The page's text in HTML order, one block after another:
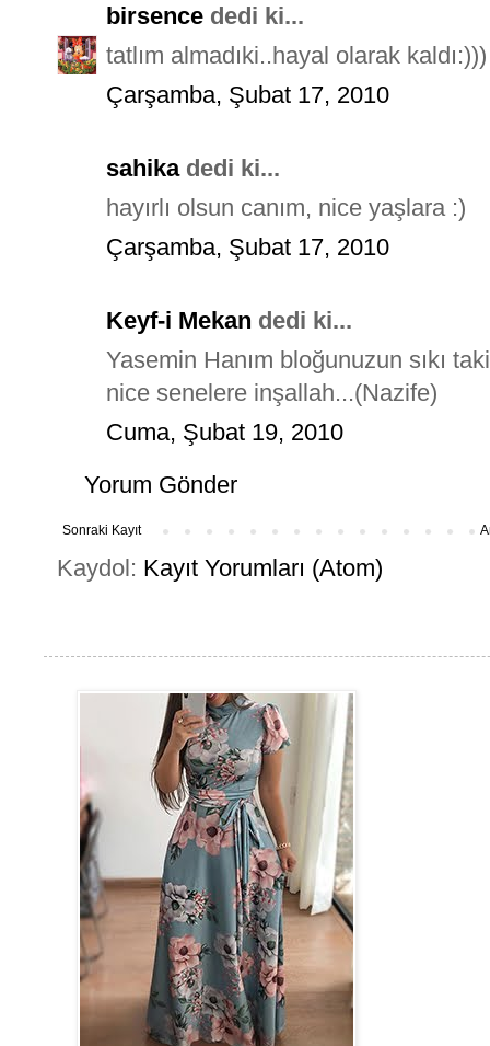
birsence dedi ki...
tatlım almadıki..hayal olarak kaldı:)))
Çarşamba, Şubat 17, 2010
sahikadedi ki...
hayırlı olsun canım, nice yaşlara :)
Çarşamba, Şubat 17, 2010
Keyf-i Mekan dedi ki...
Yasemin Hanım bloğunuzun sıkı
nice senelere inşallah...(Nazife)
Cuma, Şubat 19, 2010
Yorum Gönder
Sonraki Kayıt
Kaydol: Kayıt Yorumları (Atom)